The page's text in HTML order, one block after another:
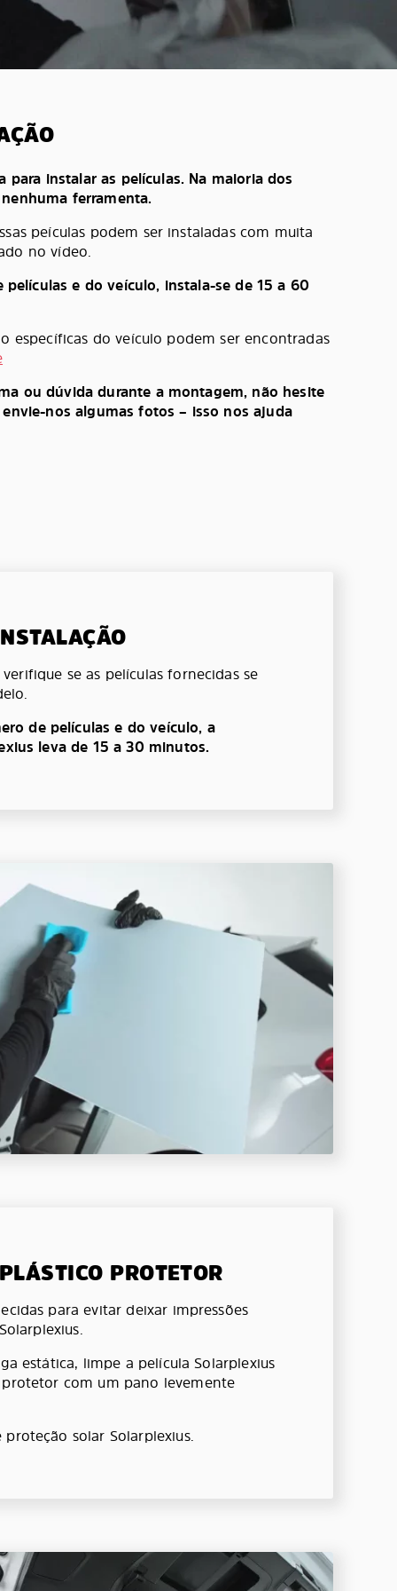
para instalar as películas. Na maioria dos
ferramenta.
peículas podem ser instaladas com muita
no vídeo.
e do veículo, instala-se de 15 a 60
específicas do veículo podem ser encontradas
ou dúvida durante a montagem, não hesite
nos algumas fotos – isso nos ajuda
se as películas fornecidas se
de películas e do veículo, a
leva de 15 a 30 minutos.
PROTETOR
para evitar deixar impressões
estática, limpe a película Solarplexius
com um pano levemente
solar Solarplexius.